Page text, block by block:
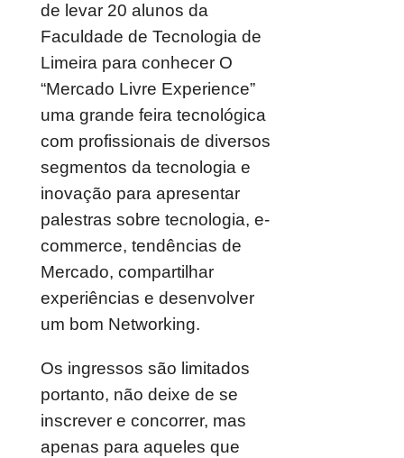
de levar 20 alunos da
Faculdade de Tecnologia de
Limeira para conhecer O
“Mercado Livre Experience”
uma grande feira tecnológica
com profissionais de diversos
segmentos da tecnologia e
inovação para apresentar
palestras sobre tecnologia, e-
commerce, tendências de
Mercado, compartilhar
experiências e desenvolver
um bom Networking.
Os ingressos são limitados
portanto, não deixe de se
inscrever e concorrer, mas
apenas para aqueles que